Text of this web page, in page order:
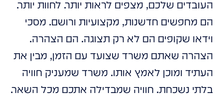
העובדים שלכם, מצפים לראות יותר. לחוות יותר.
הם מחפשים חדשנות, מקצועיות ורושם. מסכי
וידאו שקופים הם לא רק תצוגה. הם הצהרה.
הצהרה שאתם משרד שצועד עם הזמן, מבין את
העתיד ומוכן לאמץ אותו. משרד שמעניק חוויה
בלתי נשכחת. חוויה שמבדילה אתכם מכל השאר.